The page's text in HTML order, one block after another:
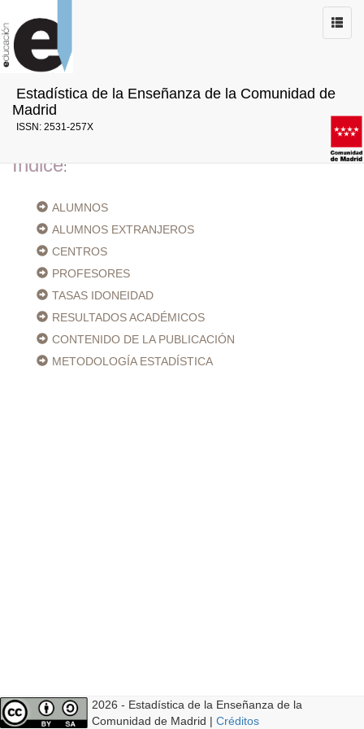
Estadística de la Enseñanza de la Comunidad de
Madrid
ISSN: 2531-257X
La Consejería de Educación, Ciencia y Universidades presenta
esta publicación web con el objetivo de ofrecer una información
detallada de la educación no universitaria en la Comunidad de
Madrid.
Índice:
ALUMNOS
ALUMNOS EXTRANJEROS
CENTROS
PROFESORES
TASAS IDONEIDAD
RESULTADOS ACADÉMICOS
CONTENIDO DE LA PUBLICACIÓN
METODOLOGÍA ESTADÍSTICA
2026 - Estadística de la Enseñanza de la
Comunidad de Madrid | Créditos